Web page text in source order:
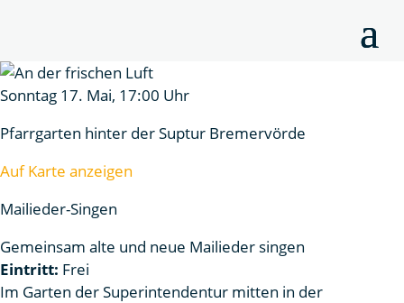
Sonntag 17. Mai, 17:00 Uhr
Pfarrgarten hinter der Suptur Bremervörde
Auf Karte anzeigen
Mailieder-Singen
Gemeinsam alte und neue Mailieder singen
Eintritt: Frei
Im Garten der Superintendentur mitten in der